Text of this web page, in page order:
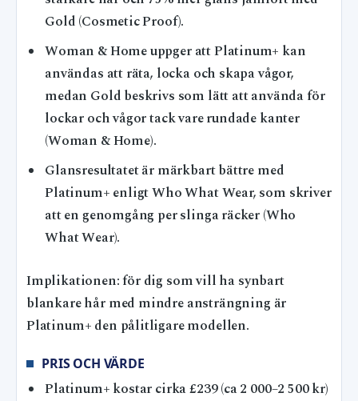
Gold (Cosmetic Proof).
Woman & Home uppger att Platinum+ kan
användas att räta, locka och skapa vågor,
medan Gold beskrivs som lätt att använda för
lockar och vågor tack vare rundade kanter
(Woman & Home).
Glansresultatet är märkbart bättre med
Platinum+ enligt Who What Wear, som skriver
att en genomgång per slinga räcker (Who
What Wear).
Implikationen: för dig som vill ha synbart
blankare hår med mindre ansträngning är
Platinum+ den pålitligare modellen.
PRIS OCH VÄRDE
Platinum+ kostar cirka £239 (ca 2 000–2 500 kr)